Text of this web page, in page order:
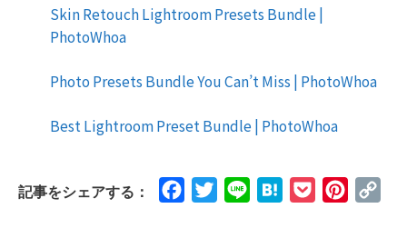
Skin Retouch Lightroom Presets Bundle |
PhotoWhoa
Photo Presets Bundle You Can’t Miss | PhotoWhoa
Best Lightroom Preset Bundle | PhotoWhoa
記事をシェアする： FacebookTwitterLine HatenaPocket